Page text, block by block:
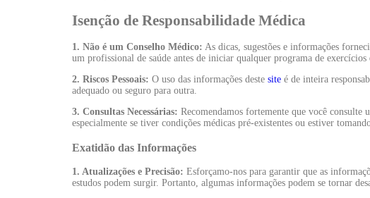
Isenção de Responsabilidade Médica
1. Não é um Conselho Médico: As dicas, sugestões e informações
um profissional de saúde antes de iniciar qualquer programa de exercícios
2. Riscos Pessoais: O uso das informações deste site é de inteira
adequado ou seguro para outra.
3. Consultas Necessárias: Recomendamos fortemente que você
especialmente se tiver condições médicas pré-existentes ou estiver
Exatidão das Informações
1. Atualizações e Precisão: Esforçamo-nos para garantir que as
estudos podem surgir. Portanto, algumas informações podem se tornar